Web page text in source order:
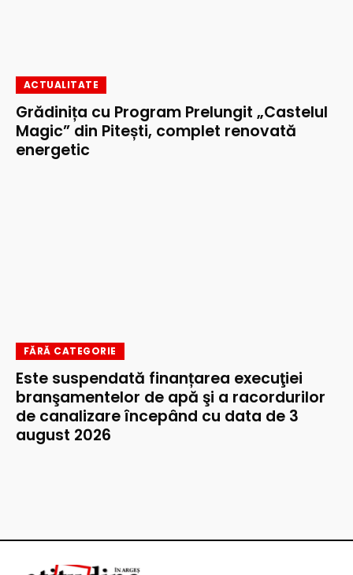
ACTUALITATE
Grădinița cu Program Prelungit „Castelul
Magic” din Pitești, complet renovată
energetic
FĂRĂ CATEGORIE
Este suspendată finanțarea execuţiei
branşamentelor de apă şi a racordurilor
de canalizare începând cu data de 3
august 2026